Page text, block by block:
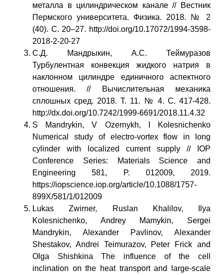
металла в цилиндрическом канале // Вестник
Пермского университета. Физика. 2018. № 2
(40). С. 20–27. http://doi.org/10.17072/1994-3598-
2018-2-20-27
С.Д. Мандрыкин, А.С. Теймуразов
Турбулентная конвекция жидкого натрия в
наклонном цилиндре единичного аспектного
отношения. // Вычислительная механика
сплошных сред. 2018. Т. 11. № 4. С. 417-428.
http://dx.doi.org/10.7242/1999-6691/2018.11.4.32
S Mandrykin, V Ozernykh, I Kolesnichenko
Numerical study of electro-vortex flow in long
cylinder with localized current supply // IOP
Conference Series: Materials Science and
Engineering 581, P. 012009, 2019.
https://iopscience.iop.org/article/10.1088/1757-
899X/581/1/012009
Lukas Zwirner, Ruslan Khalilov, Ilya
Kolesnichenko, Andrey Mamykin, Sergei
Mandrykin, Alexander Pavlinov, Alexander
Shestakov, Andrei Teimurazov, Peter Frick and
Olga Shishkina The influence of the cell
inclination on the heat transport and large-scale